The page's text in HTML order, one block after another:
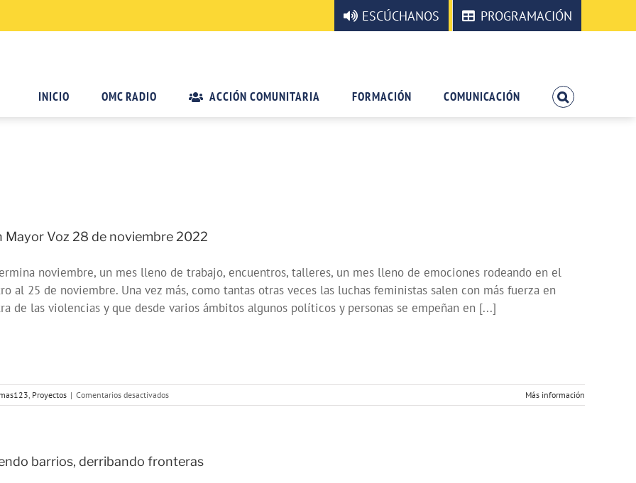
ESCÚCHANOS PROGRAMACIÓN
INICIO OMC RADIO ACCIÓN COMUNITARIA FORMACIÓN COMUNICACIÓN
Mayor Voz 28 de noviembre 2022
noviembre, un mes lleno de trabajo, encuentros, talleres, un mes lleno de emociones rodeando en el
al 25 de noviembre. Una vez más, como tantas otras veces las luchas feministas salen con más fuerza en
de las violencias y que desde varios ámbitos algunos políticos y personas se empeñan en [...]
, Proyectos | Comentarios desactivadosen
Con
de
Más información
barrios, derribando fronteras